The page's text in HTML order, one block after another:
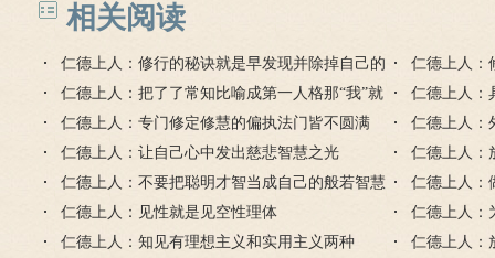
相关阅读
仁德上人：修行的秘诀就是早发现并除掉自己的
习气毛病
仁德上人：
的缺点错误
仁德上人：把了了常知比喻成第一人格那“我”就
是第二人格
仁德上人：
戒定慧
仁德上人：专门修定修慧的偏执法门皆不圆满
仁德上人：
仁德上人：让自己心中发出慈悲智慧之光
仁德上人：
仁德上人：不要把聪明才智当成自己的般若智慧
仁德上人：
的智慧心
仁德上人：见性就是见空性理体
仁德上人：
己的自由心
仁德上人：知见有理想主义和实用主义两种 仁德上人：